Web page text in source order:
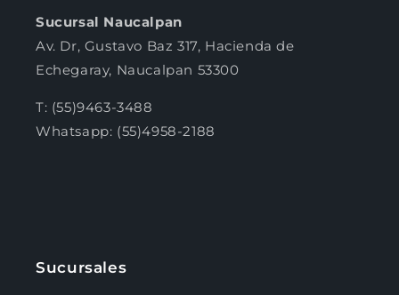
Sucursal Naucalpan
Av. Dr, Gustavo Baz 317, Hacienda de
Echegaray, Naucalpan 53300
T: (55)9463-3488
Whatsapp: (55)4958-2188
Sucursales